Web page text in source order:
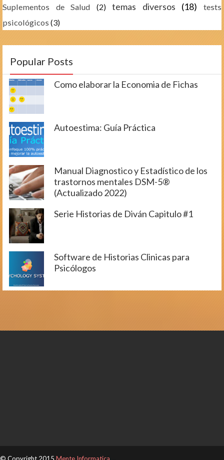
Suplementos de Salud
(2) temas diversos (18)
tests
psicológicos (3)
Popular Posts
Como elaborar la Economia de Fichas
Autoestima: Guía Práctica
Manual Diagnostico y Estadístico de los
trastornos mentales DSM-5®
(Actualizado 2022)
Serie Historias de Diván Capitulo #1
Software de Historias Clinicas para
Psicólogos
© Copyright 2015 Mente Informatica